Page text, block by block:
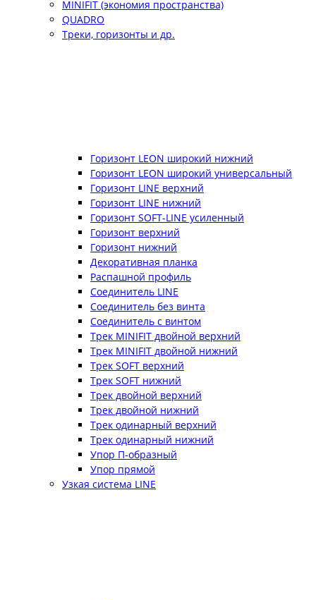
MINIFIT (экономия пространства)
QUADRO
Треки, горизонты и др.
Горизонт LEON широкий нижний
Горизонт LEON широкий универсальный
Горизонт LINE верхний
Горизонт LINE нижний
Горизонт SOFT-LINE усиленный
Горизонт верхний
Горизонт нижний
Декоративная планка
Распашной профиль
Соединитель LINE
Соединитель без винта
Соединитель с винтом
Трек MINIFIT двойной верхний
Трек MINIFIT двойной нижний
Трек SOFT верхний
Трек SOFT нижний
Трек двойной верхний
Трек двойной нижний
Трек одинарный верхний
Трек одинарный нижний
Упор П-образный
Упор прямой
Узкая система LINE